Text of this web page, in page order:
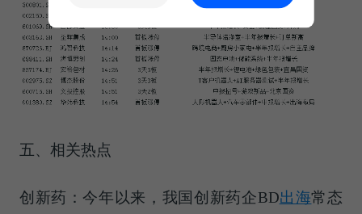
五、相关热点
创新药：今年以来，我国创新药企BD出海常态